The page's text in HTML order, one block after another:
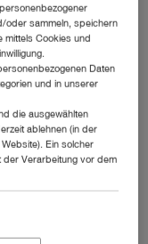
CHROMA,
A + B
oder sammeln, speichern
mittels Cookies und
Daten
und in unserer
die ausgewählten
ablehnen (in der
Ein solcher
der Verarbeitung vor dem